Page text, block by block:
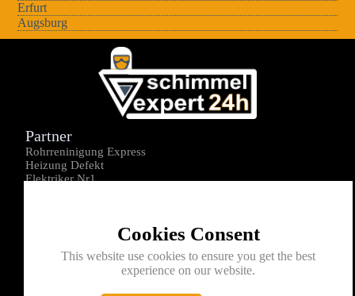
Erfurt
Augsburg
Cookies Consent
This website use cookies to ensure you get the best
experience on our website.
Partner
Rohrreninigung Express
Heizung Defekt
Elektriker Nr1
Kontakt